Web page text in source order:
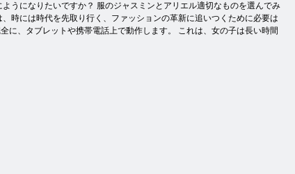
うになりたいですか？ 服のジャスミンとアリエル適切なものを選んでみ
時には時代を先取り行く、ファッションの革新に追いつくために必要は
に、タブレットや携帯電話上で動作します。 これは、女の子は長い時間